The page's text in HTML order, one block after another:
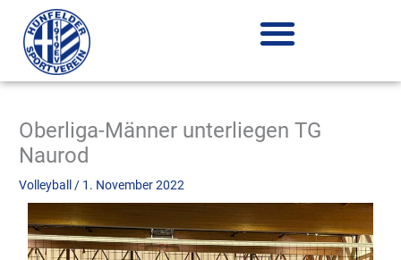
Inhalt
springen
Oberliga-Männer unterliegen TG
Naurod
Volleyball / 1. November 2022